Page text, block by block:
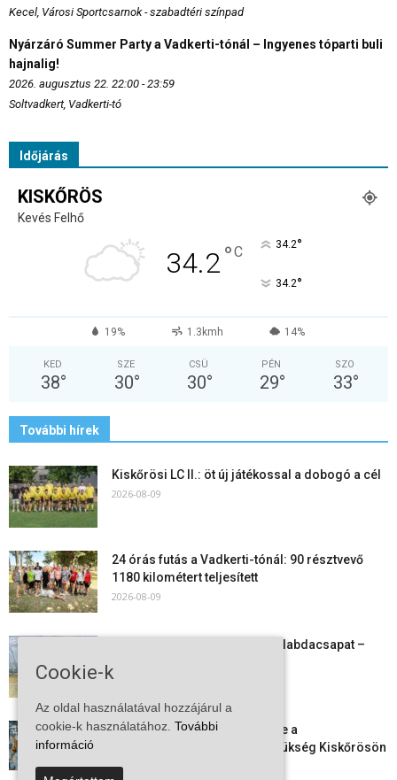
Kecel, Városi Sportcsarnok - szabadtéri színpad
Nyárzáró Summer Party a Vadkerti-tónál – Ingyenes tóparti buli
hajnalig!
2026. augusztus 22. 22:00 - 23:59
Soltvadkert, Vadkerti-tó
Időjárás
KISKŐRÖS
Kevés Felhő
34.2°C 34.2°
34.2°
19% 1.3kmh 14%
KED
38°
SZE
30°
CSÜ
30°
PÉN
29°
SZO
33°
További hírek
Kiskőrösi LC II.: öt új játékossal a dobogó a cél
2026-08-09
24 órás futás a Vadkerti-tónál: 90 résztvevő
1180 kilométert teljesített
2026-08-09
Megszűnt a kiskőrösi női kézilabdacsapat –
2026-08-08
Aktuális állásajánlatok: ezekre a
munkavállalókra van most szükség Kiskőrösön
és a...
Cookie-k
Az oldal használatával hozzájárul a
cookie-k használatához. További
információ